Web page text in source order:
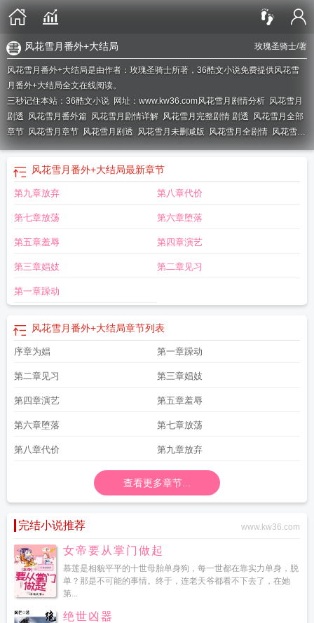
玫瑰圣骑士/著
风花雪月番外+大结局
风花雪月番外+大结局是由作者：玫瑰圣骑士所著，36酷文小说免费提供风花雪
月番外+大结局全文在线阅读。
三秒记住本站：36酷文小说 网址：www.kw36.com风花雪月剧情分析 风花雪月
剧透 风花雪月番外篇 风花雪月剧情详解 风花雪月完整剧情 剧透 风花雪月全部
章节 风花雪月章节 风花雪月剧透 风花雪月未删减版 风花雪月全剧情 风花雪月
的结局风花雪月有续集吗风花雪月番外大结局风花雪月介绍风花雪月篇讲什
风花雪月章节名
风花雪月番外+大结局最新章节
第九章放弃 第八章代价
第七章放荡 第六章堕落
第五章羞辱 第四章演艺
第三章娼妓 第二章见习
第一章躁动
风花雪月番外+大结局章节列表
序章为娼 第一章躁动
第二章见习 第三章娼妓
第四章演艺 第五章羞辱
第六章堕落 第七章放荡
第八章代价 第九章放弃
查看更多章节...
完结小说推荐 www.kw36.com
女帝要从掌门做起
慕莲是相貌平平的十世母胎单身狗，每一世都在靠实力单身，脱
单？那是不可能的事情。终于，连老天爷都看不下去了，在她
第...
绝世凶器